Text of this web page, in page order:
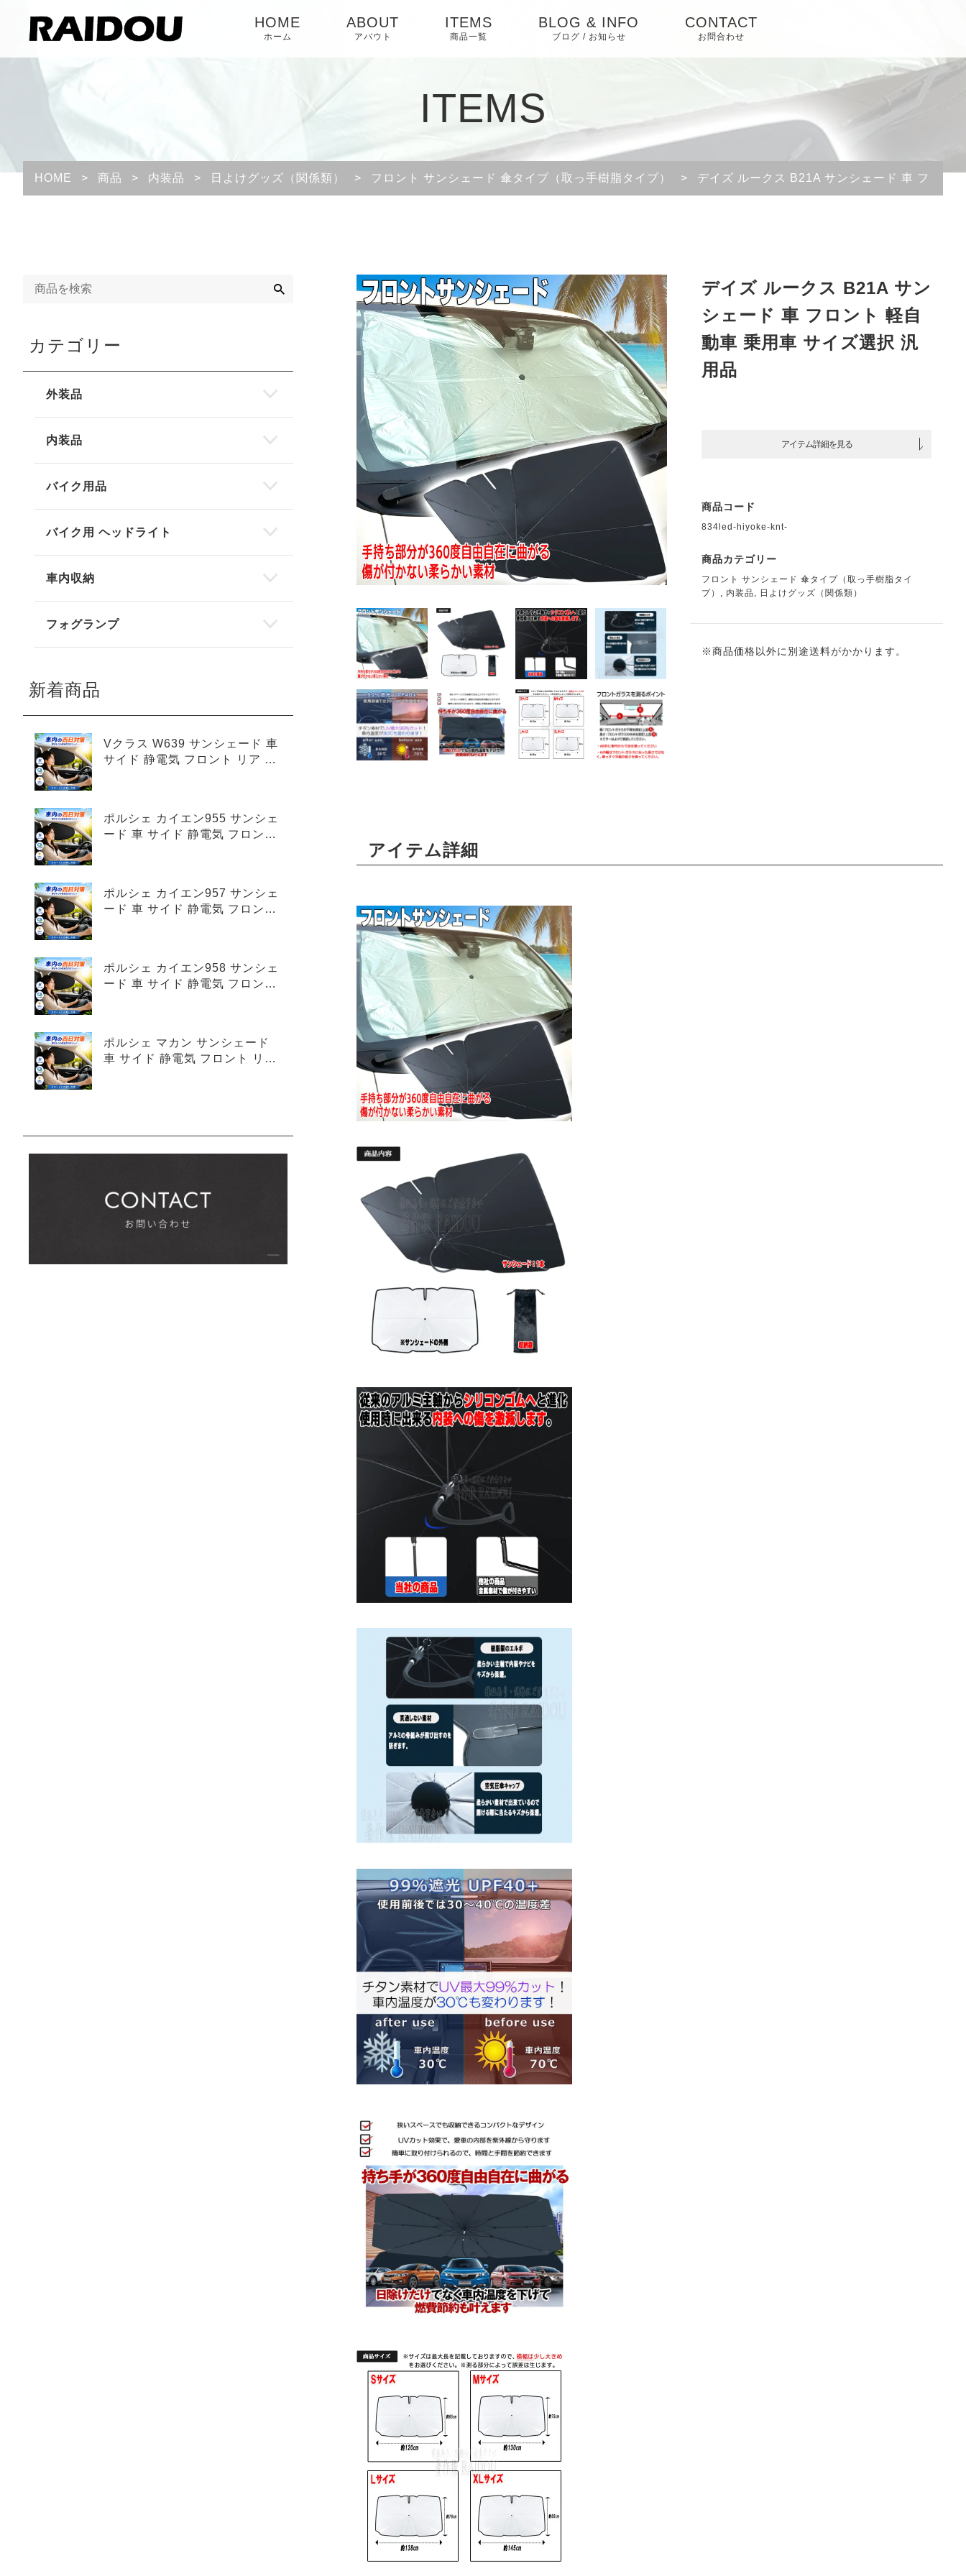
HOME
ホーム
ABOUT
アバウト
ITEMS
商品一覧
BLOG & INFO
ブログ / お知らせ
ピックアップ
CONTACT
お問合わせ
ITEMS
HOME > 商品 > 内装品 > 日よけグッズ（関係類） > フロント サンシェード 傘タイプ（取っ手樹脂タイプ） > デイズ ルークス B21A サンシェード 車 フロン
デイズ ルークス B21A サン
シェード 車 フロント 軽自
動車 乗用車 サイズ選択 汎
用品
アイテム詳細を見る
商品コード
834led-hiyoke-knt-
商品カテゴリー
フロント サンシェード 傘タイプ（取っ手樹脂タイ
プ） , 内装品 , 日よけグッズ（関係類）
※商品価格以外に別途送料がかかります。
アイテム詳細
カテゴリー
外装品
内装品
バイク用品
バイク用 ヘッドライト
車内収納
フォグランプ
新着商品
Vクラス W639 サンシェード 車
サイド 静電気 フロント リア 4
ポルシェ カイエン955 サンシェ
ード 車 サイド 静電気 フロント
ポルシェ カイエン957 サンシェ
ード 車 サイド 静電気 フロント
ポルシェ カイエン958 サンシェ
ード 車 サイド 静電気 フロント
ポルシェ マカン サンシェード
車 サイド 静電気 フロント リア